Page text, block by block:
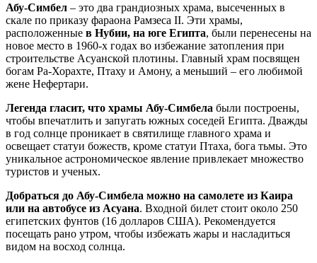
Абу-Симбел – это два грандиозных храма, высеченных в
скале по приказу фараона Рамзеса II. Эти храмы,
расположенные в Нубии, на юге Египта, были перенесены на
новое место в 1960-х годах во избежание затопления при
строительстве Асуанской плотины. Главный храм посвящен
богам Ра-Хорахте, Птаху и Амону, а меньший – его любимой
жене Нефертари.
Легенда гласит, что храмы Абу-Симбела были построены,
чтобы впечатлить и запугать южных соседей Египта. Дважды
в год солнце проникает в святилище главного храма и
освещает статуи божеств, кроме статуи Птаха, бога тьмы. Это
уникальное астрономическое явление привлекает множество
туристов и ученых.
Добраться до Абу-Симбела можно на самолете из Каира
или на автобусе из Асуана. Входной билет стоит около 250
египетских фунтов (16 долларов США). Рекомендуется
посещать рано утром, чтобы избежать жары и насладиться
видом на восход солнца.